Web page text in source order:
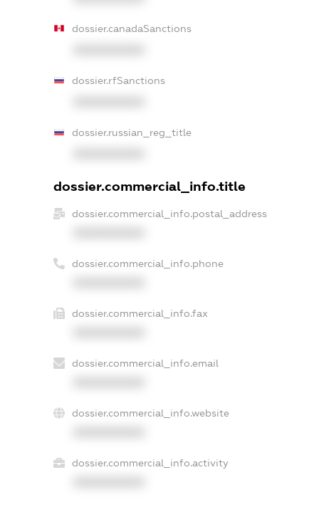
dossier.canadaSanctions
dossier.rfSanctions
dossier.russian_reg_title
dossier.commercial_info.title
dossier.commercial_info.postal_address
dossier.commercial_info.phone
dossier.commercial_info.fax
dossier.commercial_info.email
dossier.commercial_info.website
dossier.commercial_info.activity